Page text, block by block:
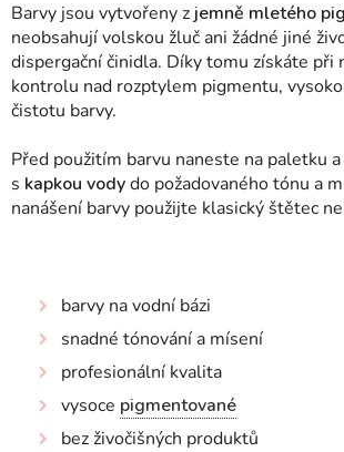
Barvy jsou vytvořeny z jemně mletého
neobsahují volskou žluč ani žádné jiné
dispergační činidla. Díky tomu získáte při
kontrolu nad rozptylem pigmentu,
čistotu barvy.
Před použitím barvu naneste na paletku
s kapkou vodydo požadovaného tónu a
nanášení barvy použijte klasický štětec
barvy na vodní bázi
snadné tónování a mísení
profesionální kvalita
vysoce pigmentované
bez živočišných produktů